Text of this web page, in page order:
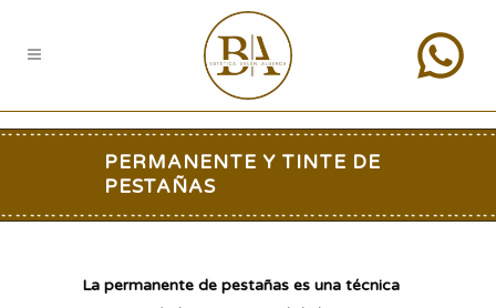
PERMANENTE Y TINTE DE
PESTAÑAS
La permanente de pestañas es una técnica